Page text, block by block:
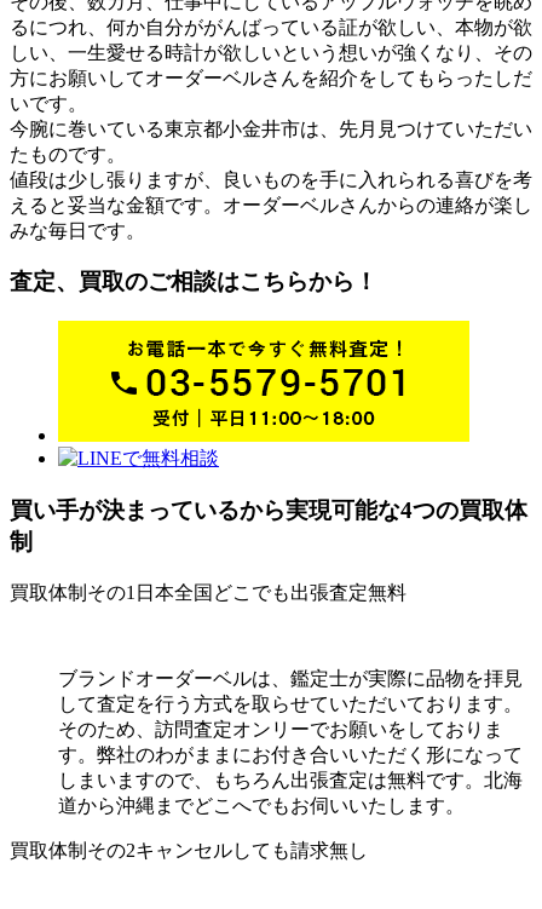
るにつれ、何か自分ががんばっている証が欲しい、本物が欲
しい、一生愛せる時計が欲しいという想いが強くなり、その
方にお願いしてオーダーベルさんを紹介をしてもらったしだ
いです。
今腕に巻いている東京都小金井市は、先月見つけていただい
たものです。
値段は少し張りますが、良いものを手に入れられる喜びを考
えると妥当な金額です。オーダーベルさんからの連絡が楽し
みな毎日です。
査定、買取のご相談はこちらから！
買い手が決まっているから実現可能な4つの買取体
制
買取体制その1 日本全国どこでも出張査定無料
ブランドオーダーベルは、鑑定士が実際に品物を拝見
して査定を行う方式を取らせていただいております。
そのため、訪問査定オンリーでお願いをしておりま
す。弊社のわがままにお付き合いいただく形になって
しまいますので、もちろん出張査定は無料です。北海
道から沖縄までどこへでもお伺いいたします。
買取体制その2キャンセルしても請求無し